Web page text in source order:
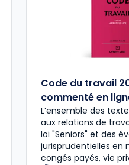
Code du travail
commenté en
L’ensemble des
aux relations de
loi "Seniors" et des
jurisprudentielles en
congés payés, vie